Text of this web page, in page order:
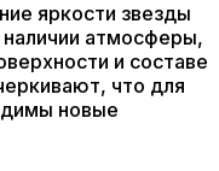
яркости звезды
наличии атмосферы,
и составе
что для
новые